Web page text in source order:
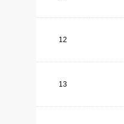
12
13